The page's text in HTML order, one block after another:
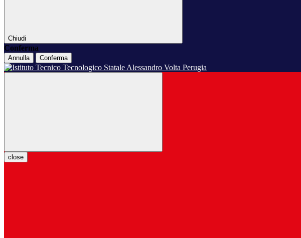
Chiudi
Conferma
Annulla Conferma
close